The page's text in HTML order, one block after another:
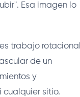
Esa imagen lo
trabajo rotacional
de un
y
cualquier sitio.